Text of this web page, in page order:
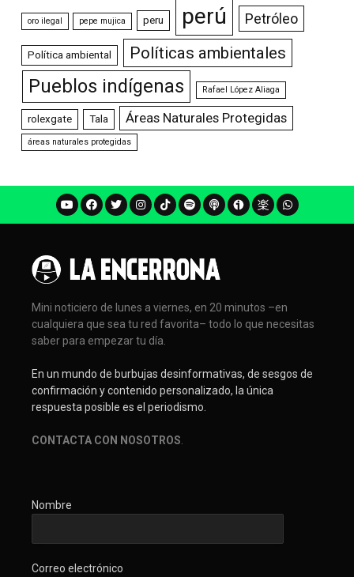
oro ilegal pepe mujica peru perú Petróleo
Política ambiental Políticas ambientales
Pueblos indígenas Rafael López Aliaga
rolexgate Tala Áreas Naturales Protegidas
áreas naturales protegidas
Mini noticiero de lunes a viernes, en 20 minutos –en
cualquiera que sea tu red favorita– todo lo que necesitas
saber para empezar tu día.
En un mundo de burbujas desinformativas, de sesgos de
confirmación y contenido personalizado, la única
respuesta posible es el periodismo.
CONTACTA CON NOSOTROS
Nombre
Correo electrónico